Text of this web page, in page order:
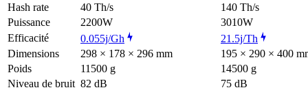
Hash rate
40 Th/s
140 Th/s
Puissance
2200W
3010W
Efficacité
0.055j/Gh
21.5j/Th
Dimensions
298 × 178 × 296 mm
195 × 290 × 400
Poids
11500 g
14500 g
Niveau de bruit 82 dB
75 dB